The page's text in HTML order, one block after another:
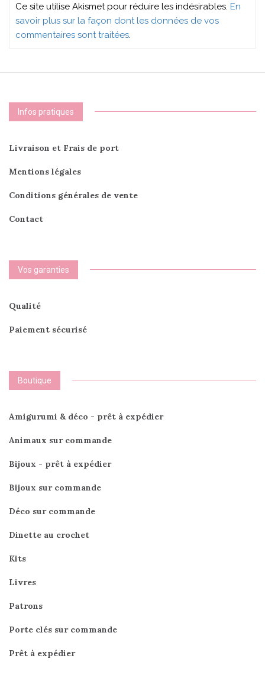
Ce site utilise Akismet pour réduire les indésirables. En
savoir plus sur la façon dont les données de vos
commentaires sont traitées.
Infos pratiques
Livraison et Frais de port
Mentions légales
Conditions générales de vente
Contact
Vos garanties
Qualité
Paiement sécurisé
Boutique
Amigurumi & déco - prêt à expédier
Animaux sur commande
Bijoux - prêt à expédier
Bijoux sur commande
Déco sur commande
Dinette au crochet
Kits
Livres
Patrons
Porte clés sur commande
Prêt à expédier